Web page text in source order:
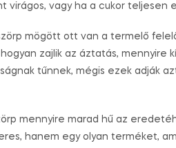
virágos, vagy ha a cukor teljesen
mögött ott van a termelő
zajlik az áztatás, mennyire
tűnnek, mégis ezek adják
mennyire marad hű az
hanem egy olyan terméket,